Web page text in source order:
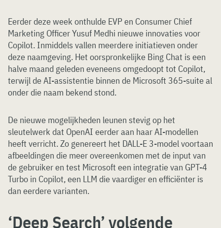
Eerder deze week onthulde EVP en Consumer Chief
Marketing Officer Yusuf Medhi nieuwe innovaties voor
Copilot. Inmiddels vallen meerdere initiatieven onder
deze naamgeving. Het oorspronkelijke Bing Chat is een
halve maand geleden eveneens omgedoopt tot Copilot,
terwijl de AI-assistentie binnen de Microsoft 365-suite al
onder die naam bekend stond.
De nieuwe mogelijkheden leunen stevig op het
sleutelwerk dat OpenAI eerder aan haar AI-modellen
heeft verricht. Zo genereert het DALL-E 3-model voortaan
afbeeldingen die meer overeenkomen met de input van
de gebruiker en test Microsoft een integratie van GPT-4
Turbo in Copilot, een LLM die vaardiger en efficiënter is
dan eerdere varianten.
‘Deep Search’ volgende